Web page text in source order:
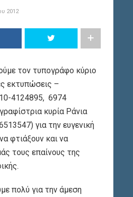
2012
τον τυπογράφο κύριο
εκτυπώσεις –
4124895, 6974
κυρία Ράνια
για την ευγενική
φτιάξουν και να
τους επαίνους της
πολύ για την άμεση